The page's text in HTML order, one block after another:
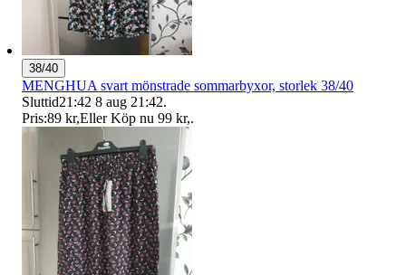
38/40
MENGHUA svart mönstrade sommarbyxor, storlek 38/40
Sluttid21:42 8 aug 21:42.
Pris:89 kr,Eller Köp nu 99 kr,.